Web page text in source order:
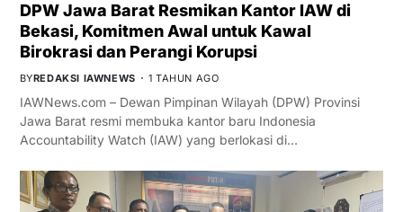
DPW Jawa Barat Resmikan Kantor IAW di
Bekasi, Komitmen Awal untuk Kawal
Birokrasi dan Perangi Korupsi
BYREDAKSI IAWNEWS 1 TAHUN AGO
IAWNews.com – Dewan Pimpinan Wilayah (DPW) Provinsi
Jawa Barat resmi membuka kantor baru Indonesia
Accountability Watch (IAW) yang berlokasi di…